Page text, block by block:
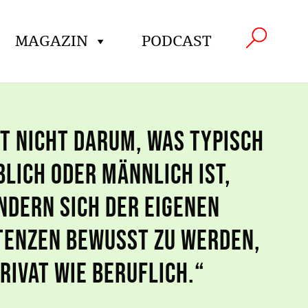
MAGAZIN PODCAST
nicht darum, was typisch
oder männlich ist,
sich der eigenen
bewusst zu werden,
wie beruflich.“